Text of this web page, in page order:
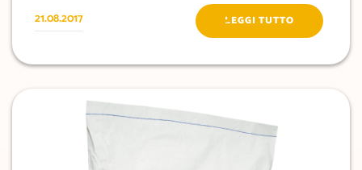
21.08.2017 LEGGI TUTTO